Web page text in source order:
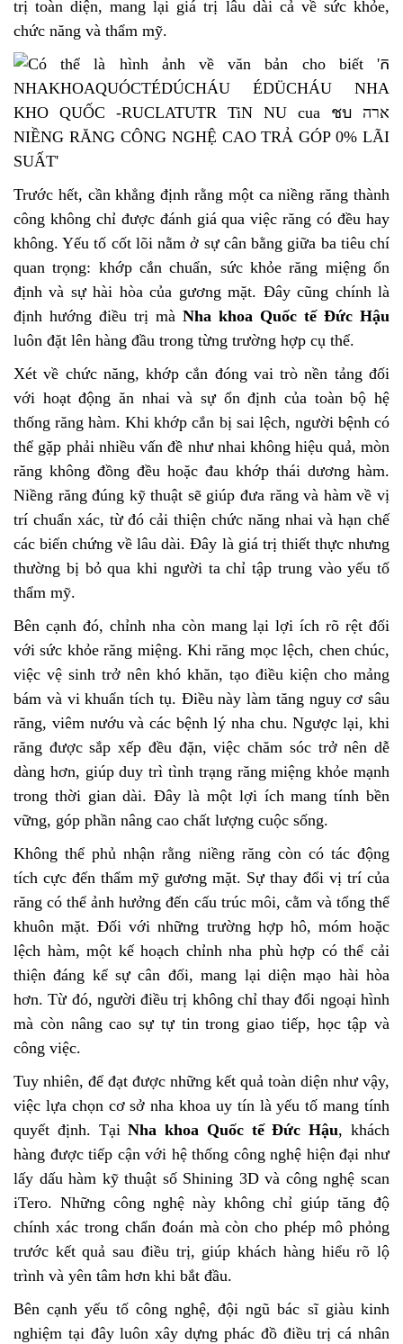
trị toàn diện, mang lại giá trị lâu dài cả về sức khỏe,
chức năng và thẩm mỹ.
Trước hết, cần khẳng định rằng một ca niềng răng thành
công không chỉ được đánh giá qua việc răng có đều hay
không. Yếu tố cốt lõi nằm ở sự cân bằng giữa ba tiêu chí
quan trọng: khớp cắn chuẩn, sức khỏe răng miệng ổn
định và sự hài hòa của gương mặt. Đây cũng chính là
định hướng điều trị mà Nha khoa Quốc tế Đức Hậu
luôn đặt lên hàng đầu trong từng trường hợp cụ thể.
Xét về chức năng, khớp cắn đóng vai trò nền tảng đối
với hoạt động ăn nhai và sự ổn định của toàn bộ hệ
thống răng hàm. Khi khớp cắn bị sai lệch, người bệnh có
thể gặp phải nhiều vấn đề như nhai không hiệu quả, mòn
răng không đồng đều hoặc đau khớp thái dương hàm.
Niềng răng đúng kỹ thuật sẽ giúp đưa răng và hàm về vị
trí chuẩn xác, từ đó cải thiện chức năng nhai và hạn chế
các biến chứng về lâu dài. Đây là giá trị thiết thực nhưng
thường bị bỏ qua khi người ta chỉ tập trung vào yếu tố
thẩm mỹ.
Bên cạnh đó, chỉnh nha còn mang lại lợi ích rõ rệt đối
với sức khỏe răng miệng. Khi răng mọc lệch, chen chúc,
việc vệ sinh trở nên khó khăn, tạo điều kiện cho mảng
bám và vi khuẩn tích tụ. Điều này làm tăng nguy cơ sâu
răng, viêm nướu và các bệnh lý nha chu. Ngược lại, khi
răng được sắp xếp đều đặn, việc chăm sóc trở nên dễ
dàng hơn, giúp duy trì tình trạng răng miệng khỏe mạnh
trong thời gian dài. Đây là một lợi ích mang tính bền
vững, góp phần nâng cao chất lượng cuộc sống.
Không thể phủ nhận rằng niềng răng còn có tác động
tích cực đến thẩm mỹ gương mặt. Sự thay đổi vị trí của
răng có thể ảnh hưởng đến cấu trúc môi, cằm và tổng thể
khuôn mặt. Đối với những trường hợp hô, móm hoặc
lệch hàm, một kế hoạch chỉnh nha phù hợp có thể cải
thiện đáng kể sự cân đối, mang lại diện mạo hài hòa
hơn. Từ đó, người điều trị không chỉ thay đổi ngoại hình
mà còn nâng cao sự tự tin trong giao tiếp, học tập và
công việc.
Tuy nhiên, để đạt được những kết quả toàn diện như vậy,
việc lựa chọn cơ sở nha khoa uy tín là yếu tố mang tính
quyết định. TạiNha khoa Quốc tế Đức Hậu, khách
hàng được tiếp cận với hệ thống công nghệ hiện đại như
lấy dấu hàm kỹ thuật số Shining 3D và công nghệ scan
iTero. Những công nghệ này không chỉ giúp tăng độ
chính xác trong chẩn đoán mà còn cho phép mô phỏng
trước kết quả sau điều trị, giúp khách hàng hiểu rõ lộ
trình và yên tâm hơn khi bắt đầu.
Bên cạnh yếu tố công nghệ, đội ngũ bác sĩ giàu kinh
nghiệm tại đây luôn xây dựng phác đồ điều trị cá nhân